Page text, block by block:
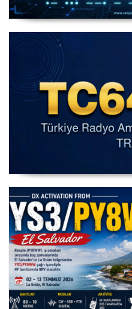
IARU HF World
IARU HF Yarışması